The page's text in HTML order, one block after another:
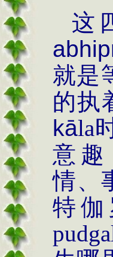
这
就是
的执
kāla
意趣
情、
特伽